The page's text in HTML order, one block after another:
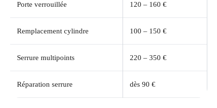
Porte verrouillée 120 – 160 €
Remplacement cylindre 100 – 150 €
Serrure multipoints 220 – 350 €
Réparation serrure dès 90 €